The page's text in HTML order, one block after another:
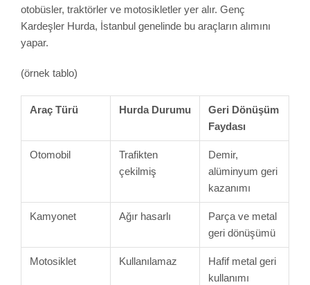
otobüsler, traktörler ve motosikletler yer alır. Genç
Kardeşler Hurda, İstanbul genelinde bu araçların alımını
yapar.
(örnek tablo)
Araç Türü Hurda Durumu
Geri Dönüşüm
Faydası
Otomobil
Trafikten
çekilmiş
Demir,
alüminyum geri
kazanımı
Kamyonet Ağır hasarlı
Parça ve metal
geri dönüşümü
Motosiklet Kullanılamaz
Hafif metal geri
kullanımı